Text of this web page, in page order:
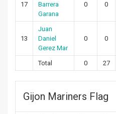
17
Barrera
Garana
0 0
13
Juan
Daniel
Gerez Mar
0 0
Total 0 27
Gijon Mariners Flag